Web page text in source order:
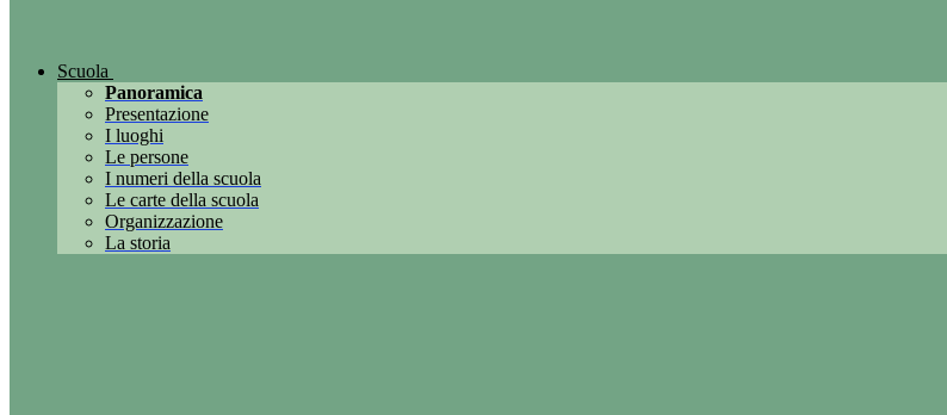
Scuola
Panoramica
Presentazione
I luoghi
Le persone
I numeri della scuola
Le carte della scuola
Organizzazione
La storia